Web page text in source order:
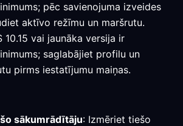
pēc savienojuma izveides
aktīvo režīmu un maršrutu.
10.15 vai jaunāka versija ir
saglabājiet profilu un
pirms iestatījumu maiņas.
sākumrādītāju: Izmēriet tiešo